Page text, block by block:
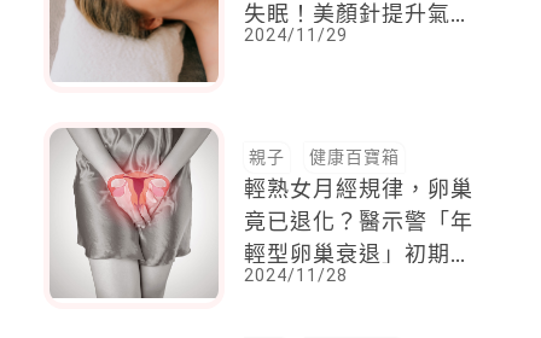
失眠！美顏針提升氣
色、健康全靠它，但禁
2024/11/29
親子 健康百寶箱
輕熟女月經規律，卵巢
竟已退化？醫示警「年
輕型卵巢衰退」初期無
症狀
2024/11/28